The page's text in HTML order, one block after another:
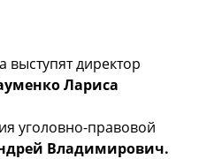
выступят директор
Лариса
уголовно-правовой
Владимирович.